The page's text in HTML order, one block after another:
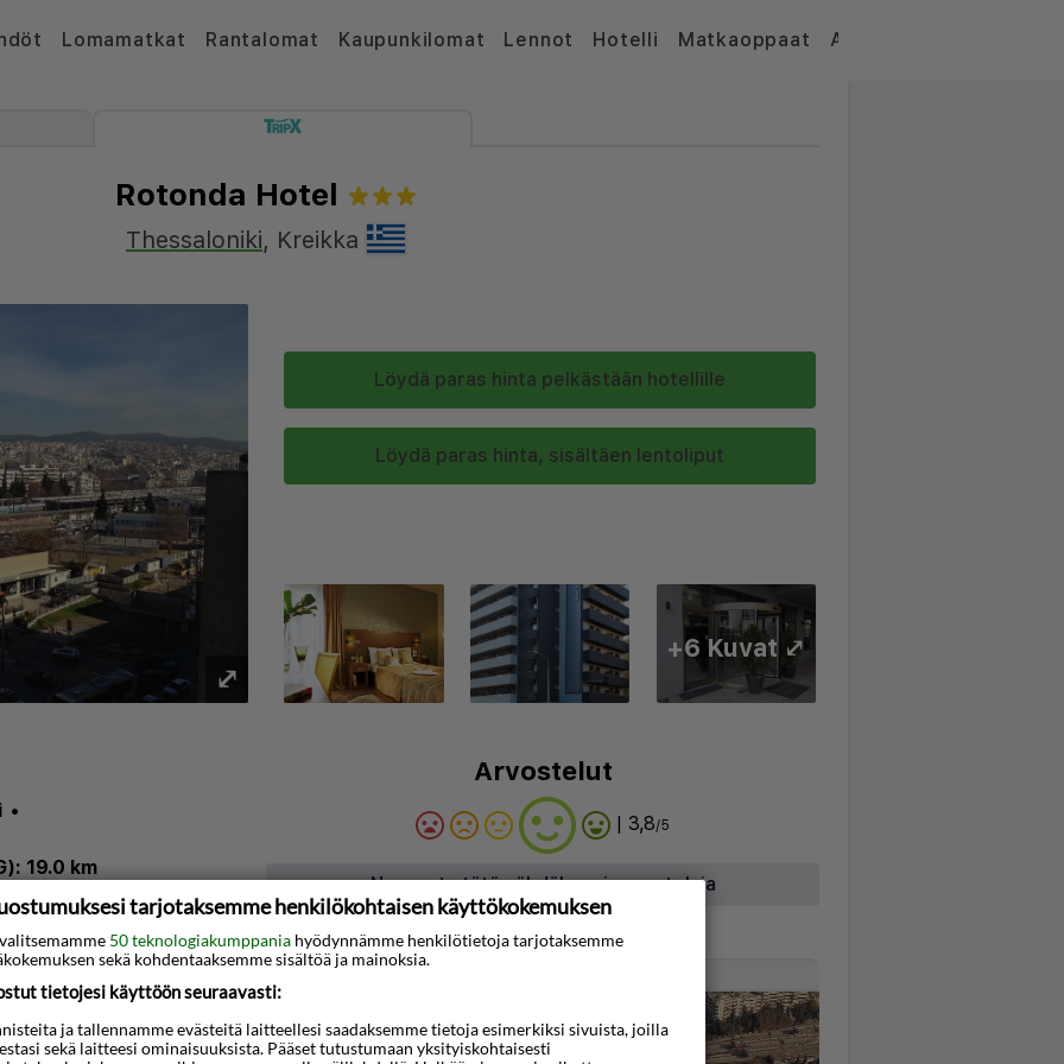
Lomamatkat Rantalomat Kaupunkilomat Lennot Hotelli Matkaoppaat Artikkelit
Rotonda Hotel
Thessaloniki, Kreikka
⤢
Löydä paras hinta pelkästään hotellille
Löydä paras hinta, sisältäen lentoliput
+6 Kuvat ⤢
•
19.0 km
•Ilmastointi•Baari
Arvostelut
| 3,8/5
Napsauta tätä nähdäksesi arvosteluja
mukavaan
päässä vilkkaasta
tarjotaksemme henkilökohtaisen käyttökokemuksen
50 teknologiakumppania hyödynnämme henkilötietoja tarjotaksemme
sekä kohdentaaksemme sisältöä ja mainoksia.
tietojesi käyttöön seuraavasti:
ja tallennamme evästeitä laitteellesi saadaksemme tietoja esimerkiksi sivuista, joilla
sekä laitteesi ominaisuuksista. Pääset tutustumaan yksityiskohtaisesti